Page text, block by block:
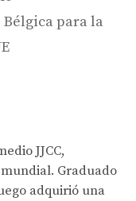
Bélgica para la
JJCC,
Graduado
adquirió una